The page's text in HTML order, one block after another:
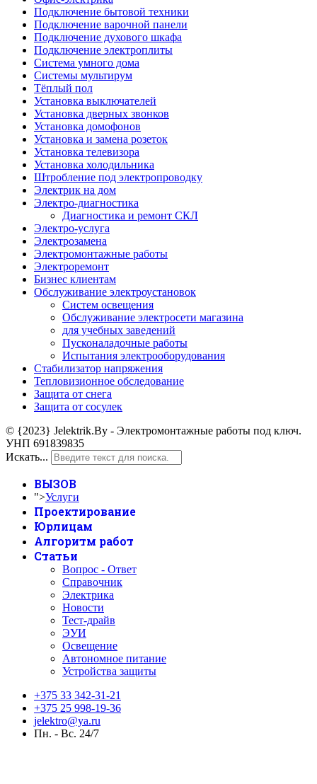
Подключение бытовой техники
Подключение варочной панели
Подключение духового шкафа
Подключение электроплиты
Система умного дома
Системы мультирум
Тёплый пол
Установка выключателей
Установка дверных звонков
Установка домофонов
Установка и замена розеток
Установка телевизора
Установка холодильника
Штробление под электропроводку
Электрик на дом
Электро-диагностика
Диагностика и ремонт СКЛ
Электро-услуга
Электрозамена
Электромонтажные работы
Электроремонт
Бизнес клиентам
Обслуживание электроустановок
Систем освещения
Обслуживание электросети магазина
для учебных заведений
Пусконаладочные работы
Испытания электрооборудования
Стабилизатор напряжения
Тепловизионное обследование
Защита от снега
Защита от сосулек
© {2023} Jelektrik.By - Электромонтажные работы под ключ.
УНП 691839835
Искать...
ВЫЗОВ
">Услуги
Проектирование
Юрлицам
Алгоритм работ
Статьи
Вопрос - Ответ
Справочник
Электрика
Новости
Тест-драйв
ЭУИ
Освещение
Автономное питание
Устройства защиты
+375 33 342-31-21
+375 25 998-19-36
jelektro@ya.ru
Пн. - Вс. 24/7